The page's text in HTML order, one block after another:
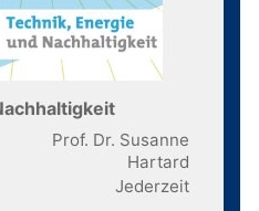
Prof. Dr. Susanne
Hartard
Jederzeit